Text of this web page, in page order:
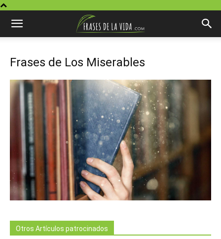
Frases de Los Miserables
Otros Artículos patrocinados